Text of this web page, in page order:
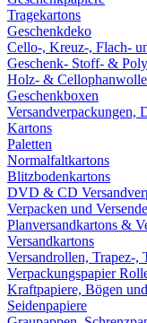
Tragekartons
Geschenkdeko
Cello-, Kreuz-, Flach-
Geschenk- Stoff- &
Holz- & Cellophanwolle
Geschenkboxen
Versandverpackungen,
Kartons
Paletten
Normalfaltkartons
Blitzbodenkartons
DVD & CD
Verpacken und
Planversandkartons &
Versandkartons
Versandrollen, Trapez-,
Verpackungspapier
Kraftpapiere, Bögen
Seidenpapiere